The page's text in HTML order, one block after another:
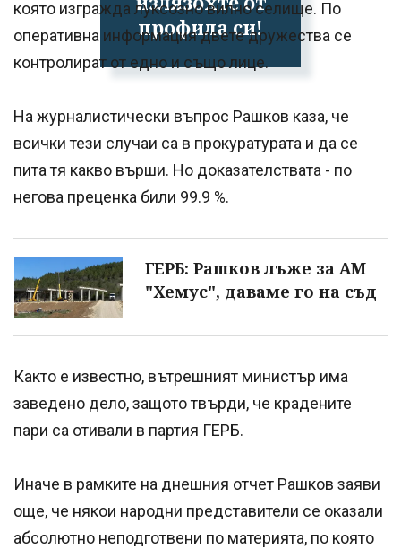
профила си!
която изгражда луксозно вилно селище. По
оперативна информация двете дружества се
контролират от едно и също лице.
На журналистически въпрос Рашков каза, че
всички тези случаи са в прокуратурата и да се
пита тя какво върши. Но доказателствата - по
негова преценка били 99.9 %.
ГЕРБ: Рашков лъже за АМ
"Хемус", даваме го на съд
Както е известно, вътрешният министър има
заведено дело, защото твърди, че крадените
пари са отивали в партия ГЕРБ.
Иначе в рамките на днешния отчет Рашков заяви
още, че някои народни представители се оказали
абсолютно неподготвени по материята, по която